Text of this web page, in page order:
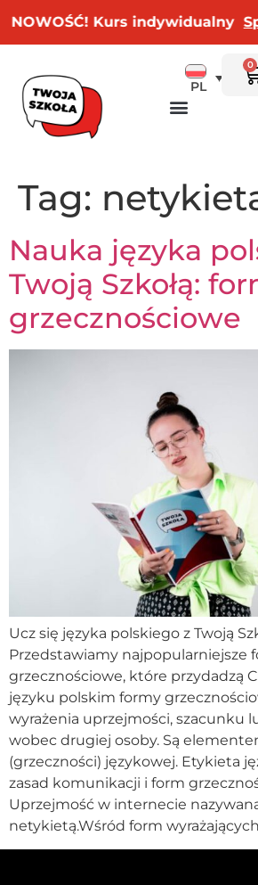
Kurs indywidualny
PL
0
Tag:
Nauka języka
Twoją Szkołą:
grzecznościowe
Ucz się języka polskiego z Twoją
Przedstawiamy najpopularniejsze
grzecznościowe, które przydadzą
języku polskim formy
wyrażenia uprzejmości, szacunku
wobec drugiej osoby. Są
(grzeczności) językowej. Etykieta
zasad komunikacji i form
Uprzejmość w internecie
netykietą.Wśród form